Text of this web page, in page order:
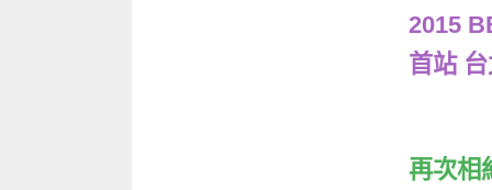
2015
首站
再次相